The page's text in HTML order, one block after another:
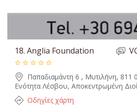
18. Anglia Foundation
Παπαδιαμάντη 6 , Μυτιλήνη, 811
Ενότητα Λέσβου, Αποκεντρωμένη
Οδηγίες χάρτη